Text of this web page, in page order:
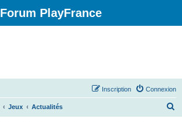
Forum PlayFrance
Connexion
Inscription
Jeux Actualités